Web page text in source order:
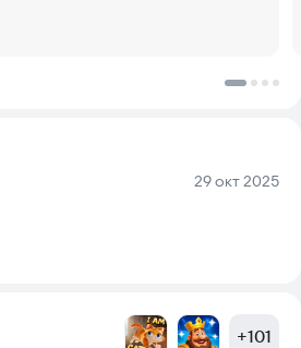
улучшайте своих героев,
Дата:
29 окт 2025
+101